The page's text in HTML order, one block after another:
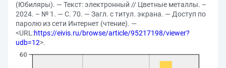
(Юбиляры). — Текст: электронный // Цветные металлы. –
2024. – № 1. — С. 70. — Загл. с титул. экрана. — Доступ по
паролю из сети Интернет (чтение). —
<URL:https://eivis.ru/browse/article/95217198/viewer?
udb=12>.